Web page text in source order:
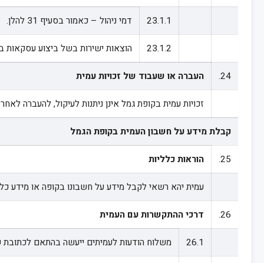
23.1.1 דמי ניהול – כאמור בסעיף 31 להלן.
23.1.2 הוצאות ישירות בשל ביצוע
24. העברה או שעבוד של זכויות עמית
זכויות עמית בקופת גמל אינן ניתנות לעיקול, להעברה
קבלת מידע על חשבון העמית בקופת הגמל
25. הוראות כלליות
עמית יהא רשאי לקבל מידע על חשבונו בקופה או מידע
26. דרכי ההתקשרות עם העמית
26.1 משלוח הודעות לעמיתים ייעשה בהתאם